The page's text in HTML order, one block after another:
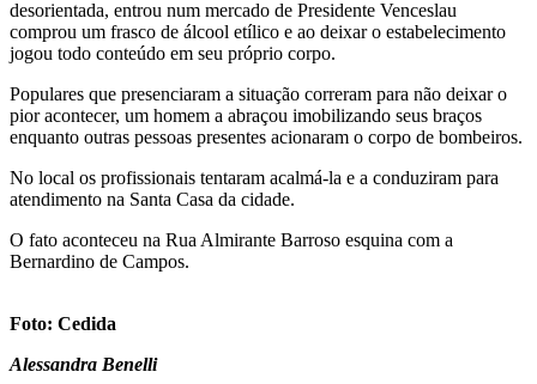
desorientada, entrou num mercado de Presidente Venceslau
comprou um frasco de álcool etílico e ao deixar o estabelecimento
jogou todo conteúdo em seu próprio corpo.
Populares que presenciaram a situação correram para não deixar o
pior acontecer, um homem a abraçou imobilizando seus braços
enquanto outras pessoas presentes acionaram o corpo de bombeiros.
No local os profissionais tentaram acalmá-la e a conduziram para
atendimento na Santa Casa da cidade.
O fato aconteceu na Rua Almirante Barroso esquina com a
Bernardino de Campos.
Foto: Cedida
Alessandra Benelli